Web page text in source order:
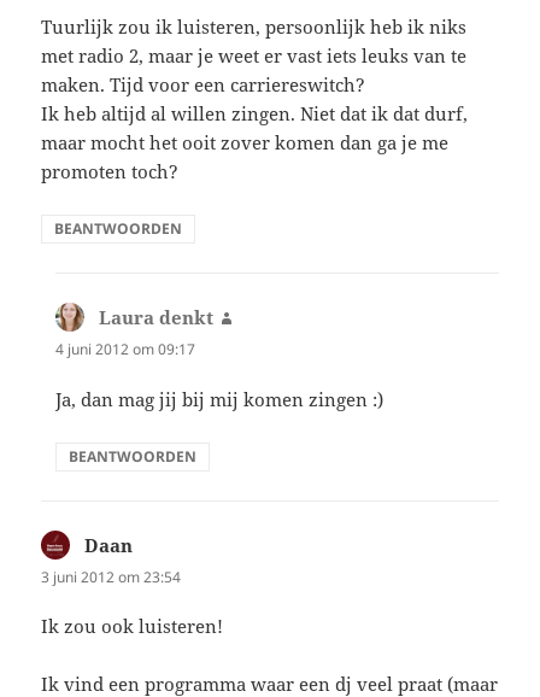
Tuurlijk zou ik luisteren, persoonlijk heb ik niks
met radio 2, maar je weet er vast iets leuks van te
maken. Tijd voor een carriereswitch?
Ik heb altijd al willen zingen. Niet dat ik dat durf,
maar mocht het ooit zover komen dan ga je me
promoten toch?
BEANTWOORDEN
Laura denkt
4 juni 2012 om 09:17
Ja, dan mag jij bij mij komen zingen :)
BEANTWOORDEN
Daan
3 juni 2012 om 23:54
Ik zou ook luisteren!
Ik vind een programma waar een dj veel praat (maar